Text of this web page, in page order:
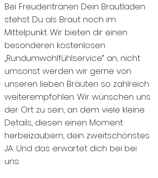
Bei Freudentränen Dein Brautladen
stehst Du als Braut noch im
Mittelpunkt. Wir bieten dir einen
besonderen kostenlosen
„Rundumwohlfühlservice“ an, nicht
umsonst werden wir gerne von
unseren lieben Bräuten so zahlreich
weiterempfohlen. Wir wünschen uns
der Ort zu sein, an dem viele kleine
Details, diesen einen Moment
herbeizaubern, dein zweitschönstes
JA. Und das erwartet dich bei bei
uns: